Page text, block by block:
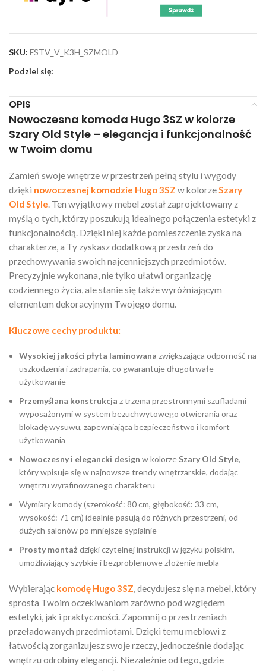
SKU: FSTV_V_K3H_SZMOLD
Podziel się:
OPIS
Nowoczesna komoda Hugo 3SZ w kolorze
Szary Old Style – elegancja i funkcjonalność
w Twoim domu
Zamień swoje wnętrze w przestrzeń pełną stylu i wygody
dzięki nowoczesnej komodzie Hugo 3SZ w kolorzeSzary
Old Style. Ten wyjątkowy mebel został zaprojektowany z
myślą o tych, którzy poszukują idealnego połączenia estetyki z
funkcjonalnością. Dzięki niej każde pomieszczenie zyska na
charakterze, a Ty zyskasz dodatkową przestrzeń do
przechowywania swoich najcenniejszych przedmiotów.
Precyzyjnie wykonana, nie tylko ułatwi organizację
codziennego życia, ale stanie się także wyróżniającym
elementem dekoracyjnym Twojego domu.
Kluczowe cechy produktu:
Wysokiej jakości płyta laminowana zwiększająca odporność na
uszkodzenia i zadrapania, co gwarantuje długotrwałe
użytkowanie
Przemyślana konstrukcja z trzema przestronnymi szufladami
wyposażonymi w system bezuchwytowego otwierania oraz
blokadę wysuwu, zapewniająca bezpieczeństwo i komfort
użytkowania
Nowoczesny i elegancki design w kolorze Szary Old Style,
który wpisuje się w najnowsze trendy wnętrzarskie, dodając
wnętrzu wyrafinowanego charakteru
Wymiary komody (szerokość: 80 cm, głębokość: 33 cm,
wysokość: 71 cm) idealnie pasują do różnych przestrzeni, od
dużych salonów po mniejsze sypialnie
Prosty montaż dzięki czytelnej instrukcji w języku polskim,
umożliwiający szybkie i bezproblemowe złożenie mebla
Wybierając komodę Hugo 3SZ, decydujesz się na mebel, który
sprosta Twoim oczekiwaniom zarówno pod względem
estetyki, jak i praktyczności. Zapomnij o przestrzeniach
przeładowanych przedmiotami. Dzięki temu meblowi z
łatwością zorganizujesz swoje rzeczy, jednocześnie dodając
wnętrzu odrobiny elegancji. Niezależnie od tego, gdzie